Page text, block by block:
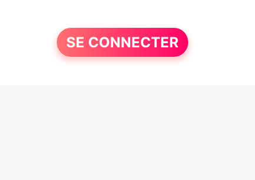
SE CONNECTER